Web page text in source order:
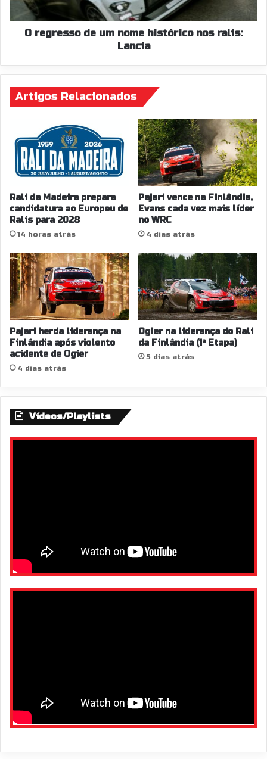
ralis:
Lancia
O regresso de um nome histórico nos ralis:
Lancia
Artigos Relacionados
Rali da Madeira prepara
candidatura ao Europeu de
Ralis para 2028
14 horas atrás
Pajari vence na Finlândia,
Evans cada vez mais líder
no WRC
4 dias atrás
Pajari herda liderança na
Finlândia após violento
acidente de Ogier
4 dias atrás
Ogier na liderança do Rali
da Finlândia (1ª Etapa)
5 dias atrás
Vídeos/Playlists